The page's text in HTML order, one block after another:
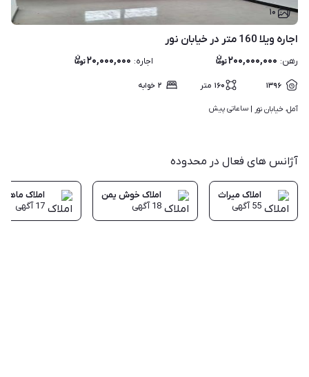
۱۰
اجاره ویلا 160 متر در خیابان نور
رهن: ۲۰۰,۰۰۰,۰۰۰ اجاره: ۲۰,۰۰۰,۰۰۰
۱۳۹۶ ۱۶۰ متر ۲ خوابه
آمل، خیابان نور | ساعاتی پیش
آژانس های فعال در محدوده
املاک میراث
55 آگهی
املاک خوش یمن
18 آگهی
املاک ماهان
17 آگهی